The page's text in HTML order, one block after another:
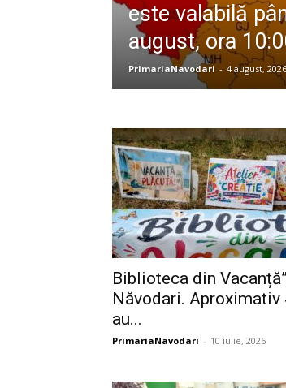
este valabilă
august, ora
PrimariaNavodari - 4 august, 2026
Biblioteca din
Năvodari. Aproximativ
au...
PrimariaNavodari - 10 iulie, 2026